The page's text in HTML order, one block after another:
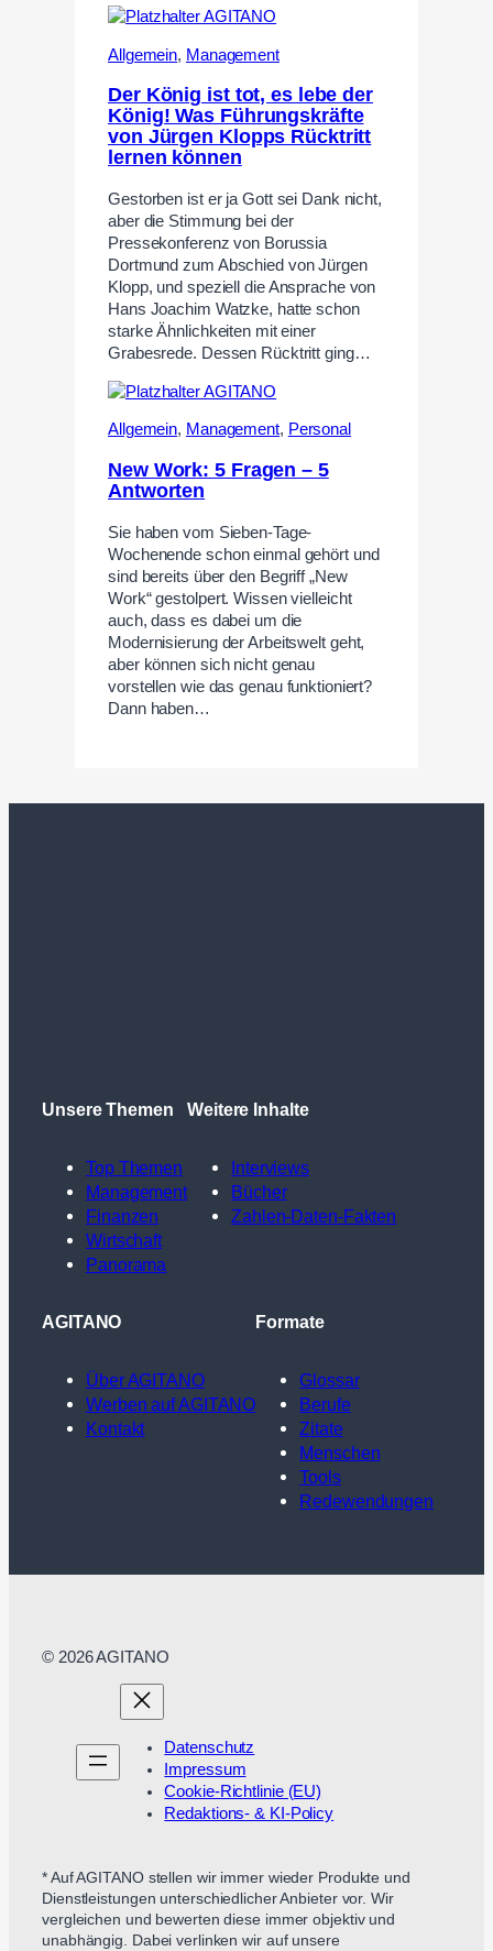
Allgemein, Management
Der König ist tot, es lebe der
König! Was Führungskräfte
von Jürgen Klopps Rücktritt
lernen können
Gestorben ist er ja Gott sei Dank nicht,
aber die Stimmung bei der
Pressekonferenz von Borussia
Dortmund zum Abschied von Jürgen
Klopp, und speziell die Ansprache von
Hans Joachim Watzke, hatte schon
starke Ähnlichkeiten mit einer
Grabesrede. Dessen Rücktritt ging…
Allgemein, Management, Personal
New Work: 5 Fragen – 5
Antworten
Sie haben vom Sieben-Tage-
Wochenende schon einmal gehört und
sind bereits über den Begriff „New
Work“ gestolpert. Wissen vielleicht
auch, dass es dabei um die
Modernisierung der Arbeitswelt geht,
aber können sich nicht genau
vorstellen wie das genau funktioniert?
Dann haben…
Unsere Themen
Top Themen
Management
Finanzen
Wirtschaft
Panorama
Weitere Inhalte
Interviews
Bücher
Zahlen-Daten-Fakten
AGITANO
Über AGITANO
Werben auf AGITANO
Kontakt
Formate
Glossar
Berufe
Zitate
Menschen
Tools
Redewendungen
© 2026 AGITANO
Datenschutz
Impressum
Cookie-Richtlinie (EU)
Redaktions- & KI-Policy
* Auf AGITANO stellen wir immer wieder Produkte und
Dienstleistungen unterschiedlicher Anbieter vor. Wir
vergleichen und bewerten diese immer objektiv und
unabhängig. Dabei verlinken wir auf unsere